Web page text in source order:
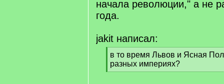
начала революции," а не
года.
jakit написал:
[
q
]
в то время Львов и Ясная
разных империях?
[